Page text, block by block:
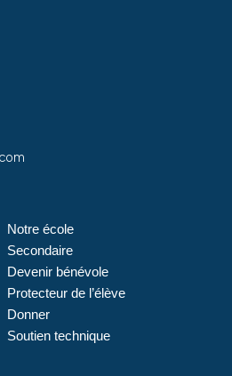
Notre école
Secondaire
Devenir bénévole
Protecteur de l’élève
Donner
Soutien technique